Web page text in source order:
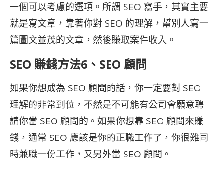
一個可以考慮的選項。所謂 SEO 寫手，其實主要
就是寫文章，靠著你對 SEO 的理解，幫別人寫一
篇圖文並茂的文章，然後賺取案件收入。
SEO 賺錢方法6、SEO 顧問
如果你想成為 SEO 顧問的話，你一定要對 SEO
理解的非常到位，不然是不可能有公司會願意聘
請你當 SEO 顧問的。如果你想靠 SEO 顧問來賺
錢，通常 SEO 應該是你的正職工作了，你很難同
時兼職一份工作，又另外當 SEO 顧問。